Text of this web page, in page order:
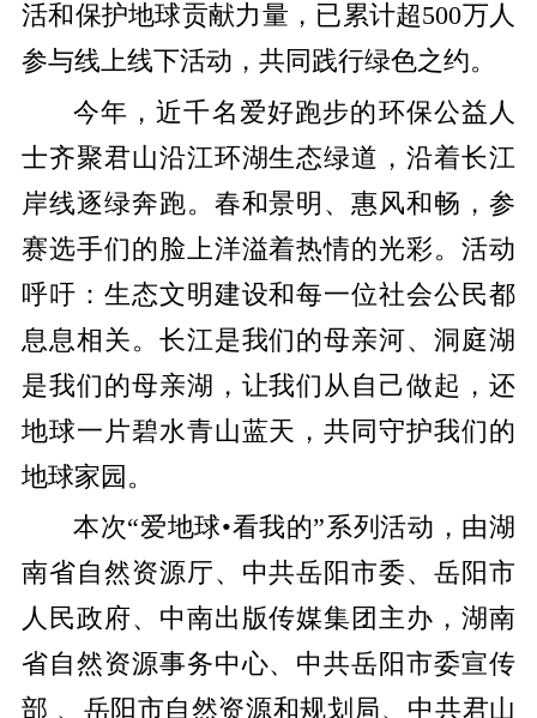
活和保护地球贡献力量，已累计超500万人
参与线上线下活动，共同践行绿色之约。
今年，近千名爱好跑步的环保公益人
士齐聚君山沿江环湖生态绿道，沿着长江
岸线逐绿奔跑。春和景明、惠风和畅，参
赛选手们的脸上洋溢着热情的光彩。活动
呼吁：生态文明建设和每一位社会公民都
息息相关。长江是我们的母亲河、洞庭湖
是我们的母亲湖，让我们从自己做起，还
地球一片碧水青山蓝天，共同守护我们的
地球家园。
本次“爱地球•看我的”系列活动，由湖
南省自然资源厅、中共岳阳市委、岳阳市
人民政府、中南出版传媒集团主办，湖南
省自然资源事务中心、中共岳阳市委宣传
部 、岳阳市自然资源和规划局、中共君山